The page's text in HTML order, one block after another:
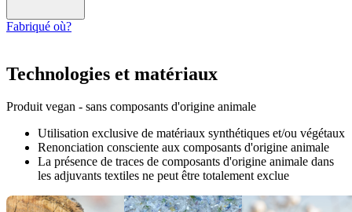
Fabriqué où?
Technologies et matériaux
Produit vegan - sans composants d'origine animale
Utilisation exclusive de matériaux synthétiques et/ou végétaux
Renonciation consciente aux composants d'origine animale
La présence de traces de composants d'origine animale dans
les adjuvants textiles ne peut être totalement exclue